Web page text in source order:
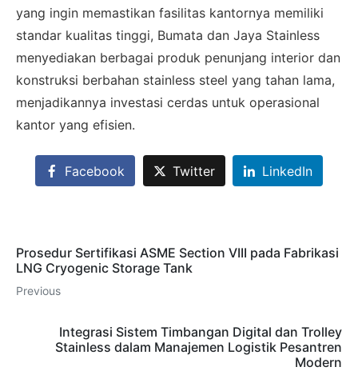
yang ingin memastikan fasilitas kantornya memiliki
standar kualitas tinggi, Bumata dan Jaya Stainless
menyediakan berbagai produk penunjang interior dan
konstruksi berbahan stainless steel yang tahan lama,
menjadikannya investasi cerdas untuk operasional
kantor yang efisien.
Facebook Twitter LinkedIn
Prosedur Sertifikasi ASME Section VIII pada Fabrikasi
LNG Cryogenic Storage Tank
Previous
Integrasi Sistem Timbangan Digital dan Trolley
Stainless dalam Manajemen Logistik Pesantren
Modern